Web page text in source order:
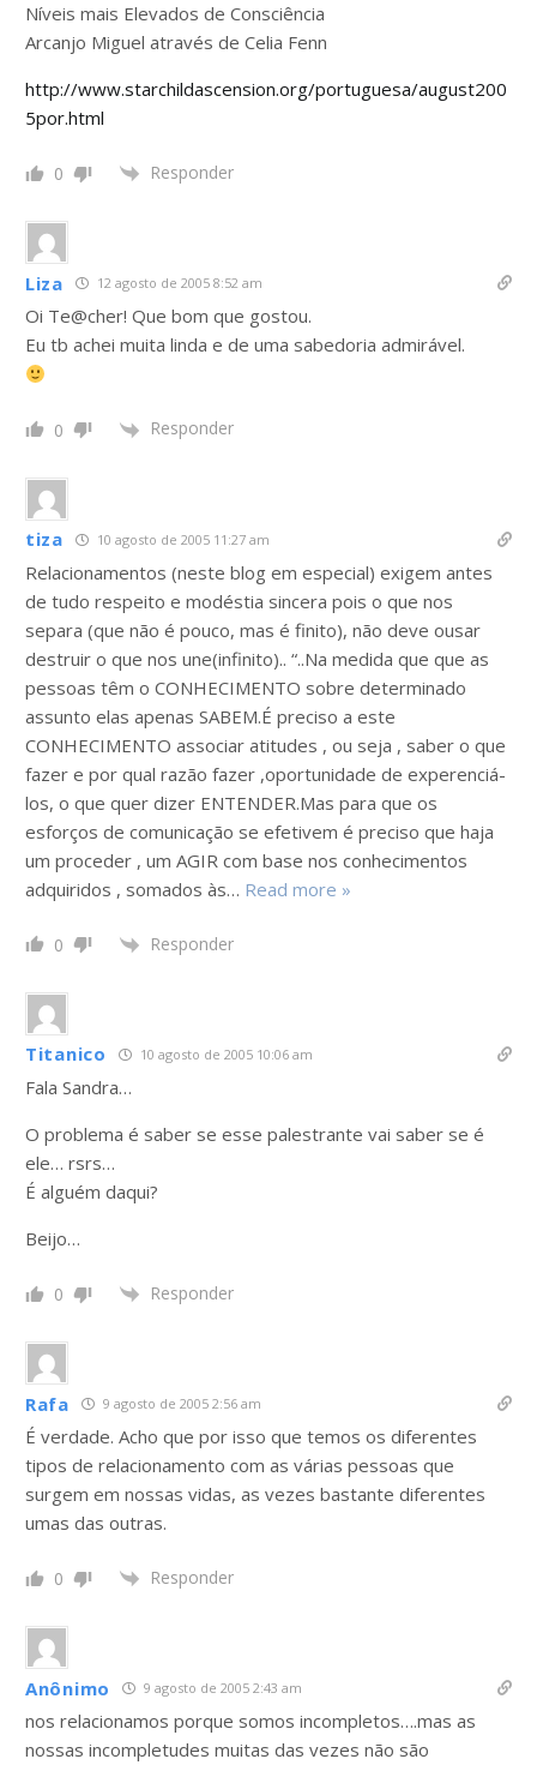
Níveis mais Elevados de Consciência
Arcanjo Miguel através de Celia Fenn
http://www.starchildascension.org/portuguesa/august200
5por.html
0 Responder
Liza 12 agosto de 2005 8:52 am
Oi Te@cher! Que bom que gostou.
Eu tb achei muita linda e de uma sabedoria admirável.
0 Responder
tiza 10 agosto de 2005 11:27 am
Relacionamentos (neste blog em especial) exigem antes
de tudo respeito e modéstia sincera pois o que nos
separa (que não é pouco, mas é finito), não deve ousar
destruir o que nos une(infinito).. “..Na medida que que as
pessoas têm o CONHECIMENTO sobre determinado
assunto elas apenas SABEM.É preciso a este
CONHECIMENTO associar atitudes , ou seja , saber o que
fazer e por qual razão fazer ,oportunidade de experenciá-
los, o que quer dizer ENTENDER.Mas para que os
esforços de comunicação se efetivem é preciso que haja
um proceder , um AGIR com base nos conhecimentos
adquiridos , somados às… Read more »
0 Responder
Titanico 10 agosto de 2005 10:06 am
Fala Sandra…
O problema é saber se esse palestrante vai saber se é
ele… rsrs…
É alguém daqui?
Beijo…
0 Responder
Rafa 9 agosto de 2005 2:56 am
É verdade. Acho que por isso que temos os diferentes
tipos de relacionamento com as várias pessoas que
surgem em nossas vidas, as vezes bastante diferentes
umas das outras.
0 Responder
Anônimo 9 agosto de 2005 2:43 am
nos relacionamos porque somos incompletos….mas as
nossas incompletudes muitas das vezes não são